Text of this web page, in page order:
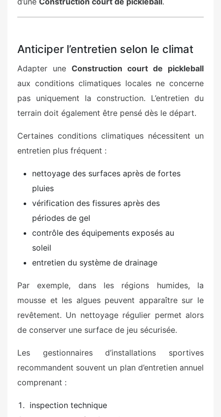
Anticiper l’entretien selon le climat
Adapter une Construction court de pickleball
aux conditions climatiques locales ne concerne
pas uniquement la construction. L’entretien du
terrain doit également être pensé dès le départ.
Certaines conditions climatiques nécessitent un
entretien plus fréquent :
nettoyage des surfaces après de fortes
pluies
vérification des fissures après des
périodes de gel
contrôle des équipements exposés au
soleil
entretien du système de drainage
Par exemple, dans les régions humides, la
mousse et les algues peuvent apparaître sur le
revêtement. Un nettoyage régulier permet alors
de conserver une surface de jeu sécurisée.
Les gestionnaires d’installations sportives
recommandent souvent un plan d’entretien annuel
comprenant :
inspection technique